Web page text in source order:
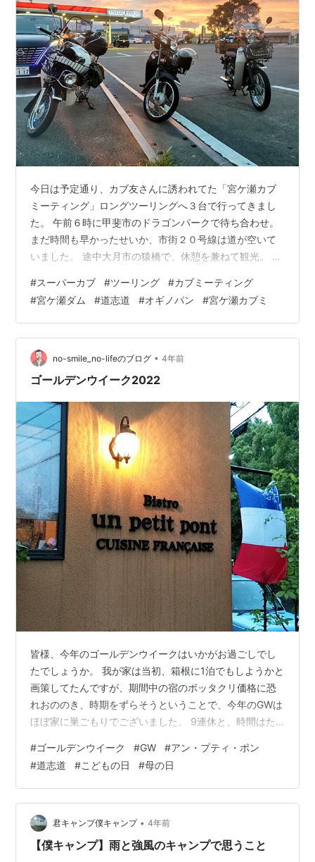
今日は予定通り、カブ友さんに誘われてた「宮ケ瀬カブ
ミーティング」ロングツーリングへ３台で行ってきまし
た。 午前６時に甲斐市のドラゴンパークで待ち合わせ。
まだ時間も早かったせいか、市街２０号線は道が空いて
いました。 途中大月市の猿橋で、休憩を兼ねて観光。 組
は、この橋をどうやって組んだんだろうと、当時に思い
を馳せながら眺めました。 午前９時２０分頃、「宮ケ瀬
鳥井原ふれあい館」に到着。 湖と周りの自然がとても雄
大な所だと感じました。 山梨だと山中湖や河口湖のよう
な感じで、ロードバイクで走っている方も多かったで
す。 日差しが強くなってきた中、既に…
#スーパーカブ #ツーリング #カブミーティング
#宮ケ瀬ダム #道志道 #オギノパン #宮ケ瀬カブミ
no-smile_no-lifeのブログ • 4年前
ゴールデンウイーク2022
皆様、今年のゴールデンウイークはいかがお過ごしでし
たでしょうか。 我が家は当初、箱根に1泊でもしようかと
画策してたんですが、期間中の宿のボッタクリ価格に恐
れおののき、時期をずらそうということで、今年のGWは
ほぼ家に巣ごもりでございました。 9連休と、時間はた
要なものをごっそり処分した後は、バスルームの水アカ
取りや、床にスチームクリーナーをかけたりと、日頃の
ルーティーンではやらない箇所までじっくりと時間をか
けて遂行。おかげで家はキレイになるわ、時間は経つわ
で、まさに一石二鳥の名案だった訳であります。自画自
賛でゴメンナサイ。 とはいえ、ずっと引きこ…
#ゴールデンウイーク #GW #アン・プティ・ポン
#道志道 #こどもの日 #母の日
君キャンプ僕キャンプ • 4年前
【僕キャンプ】雨と強風のキャンプで思うこと